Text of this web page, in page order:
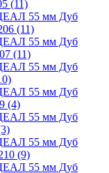
(11)
55 мм Дуб
(11)
55 мм Дуб
(11)
55 мм Дуб
55 мм Дуб
(4)
55 мм Дуб
55 мм Дуб
(9)
55 мм Дуб